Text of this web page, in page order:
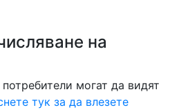
на
могат да видят
тук за да влезете